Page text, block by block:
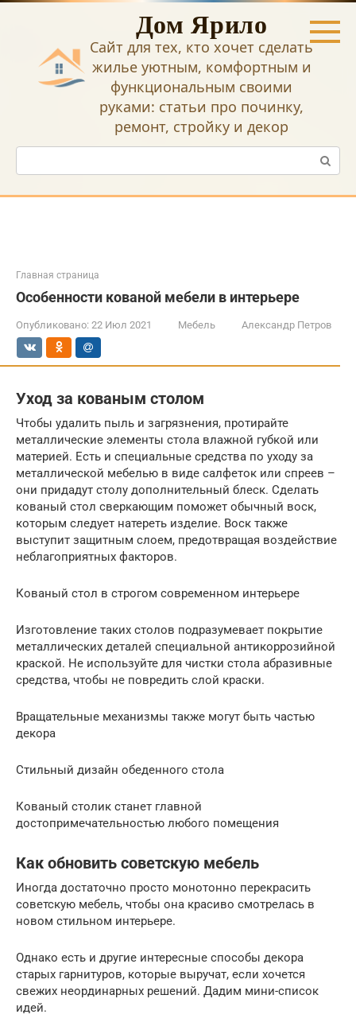
Перейти
Дом Ярило
Сайт для тех, кто хочет сделать
жилье уютным, комфортным и
функциональным своими
руками: статьи про починку,
ремонт, стройку и декор
Поиск:
Главная страница
Особенности кованой мебели в интерьере
Опубликовано: 22 Июл 2021 Мебель Александр Петров
Уход за кованым столом
Чтобы удалить пыль и загрязнения, протирайте
металлические элементы стола влажной губкой или
материей. Есть и специальные средства по уходу за
металлической мебелью в виде салфеток или спреев –
они придадут столу дополнительный блеск. Сделать
кованый стол сверкающим поможет обычный воск,
которым следует натереть изделие. Воск также
выступит защитным слоем, предотвращая воздействие
неблагоприятных факторов.
Кованый стол в строгом современном интерьере
Изготовление таких столов подразумевает покрытие
металлических деталей специальной антикоррозийной
краской. Не используйте для чистки стола абразивные
средства, чтобы не повредить слой краски.
Вращательные механизмы также могут быть частью
декора
Стильный дизайн обеденного стола
Кованый столик станет главной
достопримечательностью любого помещения
Как обновить советскую мебель
Иногда достаточно просто монотонно перекрасить
советскую мебель, чтобы она красиво смотрелась в
новом стильном интерьере.
Однако есть и другие интересные способы декора
старых гарнитуров, которые выручат, если хочется
свежих неординарных решений. Дадим мини-список
идей.